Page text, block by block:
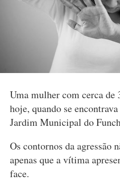
Uma mulher com cerca de
hoje, quando se
Jardim Municipal do
Os contornos da agressão
apenas que a vítima
face.